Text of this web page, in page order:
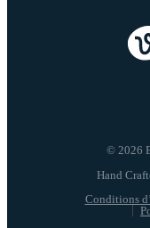
© 2026
Conditions